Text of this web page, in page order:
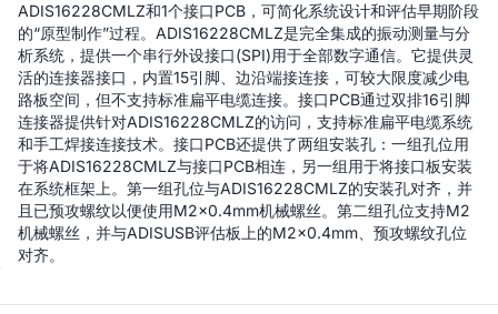
ADIS16228CMLZ和1个接口PCB，可简化系统设计和评估早期阶段
的“原型制作”过程。ADIS16228CMLZ是完全集成的振动测量与分
析系统，提供一个串行外设接口(SPI)用于全部数字通信。它提供灵
活的连接器接口，内置15引脚、边沿端接连接，可较大限度减少电
路板空间，但不支持标准扁平电缆连接。接口PCB通过双排16引脚
连接器提供针对ADIS16228CMLZ的访问，支持标准扁平电缆系统
和手工焊接连接技术。接口PCB还提供了两组安装孔：一组孔位用
于将ADIS16228CMLZ与接口PCB相连，另一组用于将接口板安装
在系统框架上。第一组孔位与ADIS16228CMLZ的安装孔对齐，并
且已预攻螺纹以便使用M2x0.4mm机械螺丝。第二组孔位支持M2
机械螺丝，并与ADISUSB评估板上的M2x0.4mm、预攻螺纹孔位
对齐。